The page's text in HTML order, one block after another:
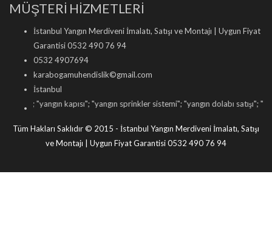
MÜŞTERİ HİZMETLERİ
İstanbul Yangın Merdiveni İmalatı, Satışı ve Montajı | Uygun Fiyat
Garantisi 0532 490 76 94
0532 4907694
karabogamuhendislik©gmail.com
İstanbul
yangın kapısı"; "yangın sprinkler sistemi"; "yangın dolabı satışı"; "yangın
Tüm Hakları Saklıdır © 2015 - İstanbul Yangın Merdiveni İmalatı, Satışı
ve Montajı | Uygun Fiyat Garantisi 0532 490 76 94